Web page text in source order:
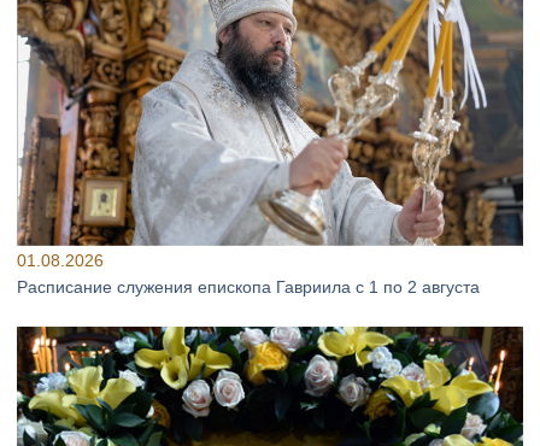
01.08.2026
Расписание служения епископа Гавриила с 1 по 2 августа